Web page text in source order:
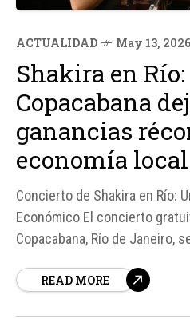
ACTUALIDAD May 13, 2026
Shakira en
Copacabana
ganancias
economía local
Concierto de Shakira en Río:
Económico El concierto
Copacabana, Río de Janeiro,
Brasil. Según fuentes, la
READ MORE